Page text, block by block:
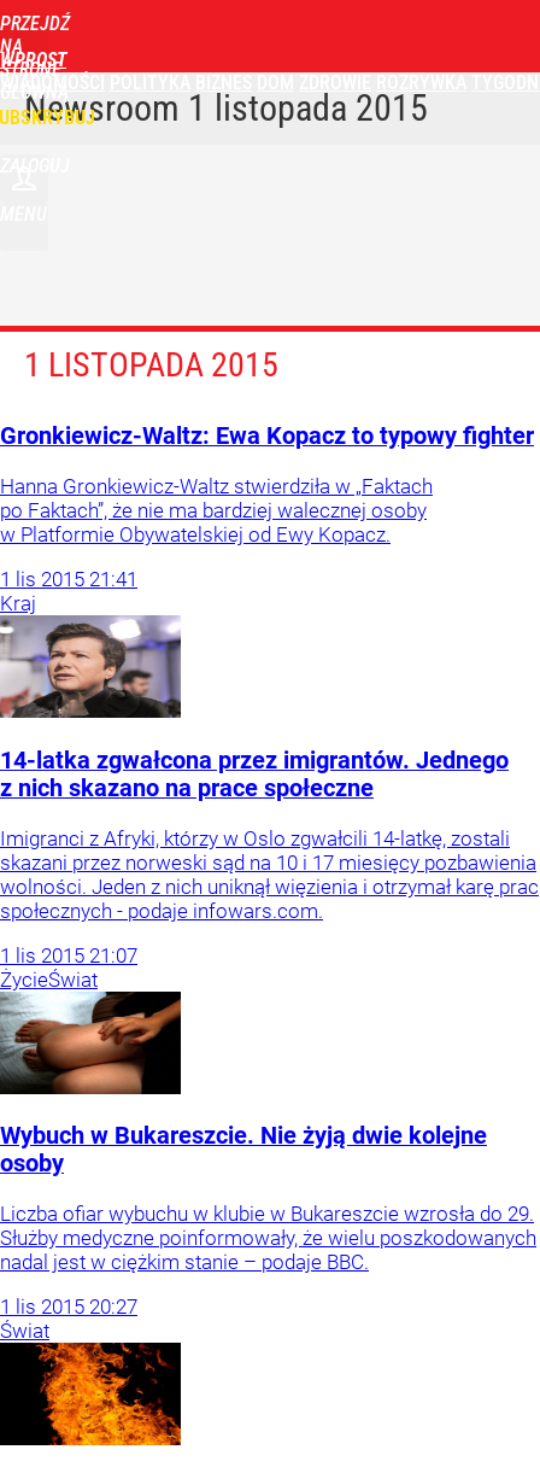
PRZEJDŹ
NA
STRONĘ
GŁÓWNĄ
WPROST
Newsroom 1 listopada 2015
1 LISTOPADA 2015
Gronkiewicz-Waltz: Ewa Kopacz to typowy fighter
Hanna Gronkiewicz-Waltz stwierdziła w „Faktach
po Faktach”, że nie ma bardziej walecznej osoby
w Platformie Obywatelskiej od Ewy Kopacz.
1 lis 2015 21:41
Kraj
14-latka zgwałcona przez imigrantów. Jednego
z nich skazano na prace społeczne
Imigranci z Afryki, którzy w Oslo zgwałcili 14-latkę, zostali
skazani przez norweski sąd na 10 i 17 miesięcy pozbawienia
wolności. Jeden z nich uniknął więzienia i otrzymał karę prac
społecznych - podaje infowars.com.
1 lis 2015 21:07
ŻycieŚwiat
Wybuch w Bukareszcie. Nie żyją dwie kolejne
osoby
Liczba ofiar wybuchu w klubie w Bukareszcie wzrosła do 29.
Służby medyczne poinformowały, że wielu poszkodowanych
nadal jest w ciężkim stanie – podaje BBC.
1 lis 2015 20:27
Świat